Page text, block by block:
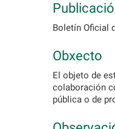
Boletín Oficial
Obxecto
El objeto de
colaboración
pública o de